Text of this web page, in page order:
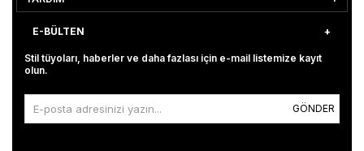
E-BÜLTEN
Stil tüyoları, haberler ve daha fazlası için e-mail listemize kayıt
olun.
GÖNDER